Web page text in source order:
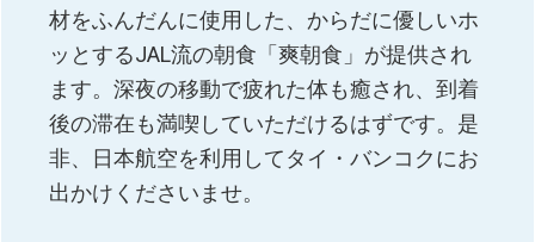
材をふんだんに使用した、からだに優しいホ
ッとするJAL流の朝食「爽朝食」が提供され
ます。深夜の移動で疲れた体も癒され、到着
後の滞在も満喫していただけるはずです。是
非、日本航空を利用してタイ・バンコクにお
出かけくださいませ。